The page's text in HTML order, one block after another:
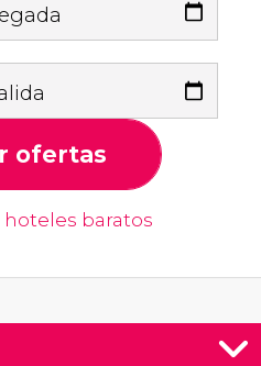
ofertas
hoteles baratos